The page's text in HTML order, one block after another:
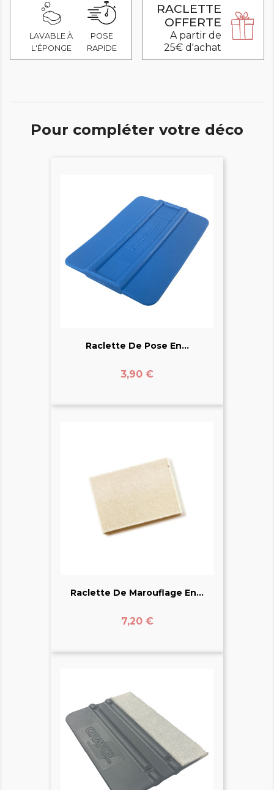
LAVABLE À
L'ÉPONGE
POSE
RAPIDE
RACLETTE
OFFERTE
A partir de
25€ d'achat
Pour compléter votre déco
Raclette De Pose En...
Prix
3,90 €
Raclette De Marouflage En...
Prix
7,20 €